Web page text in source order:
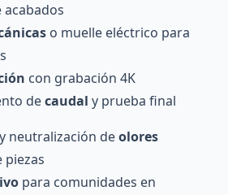
o muelle eléctrico para
con grabación 4K
decaudal y prueba final
neutralización deolores
piezas
para comunidades en